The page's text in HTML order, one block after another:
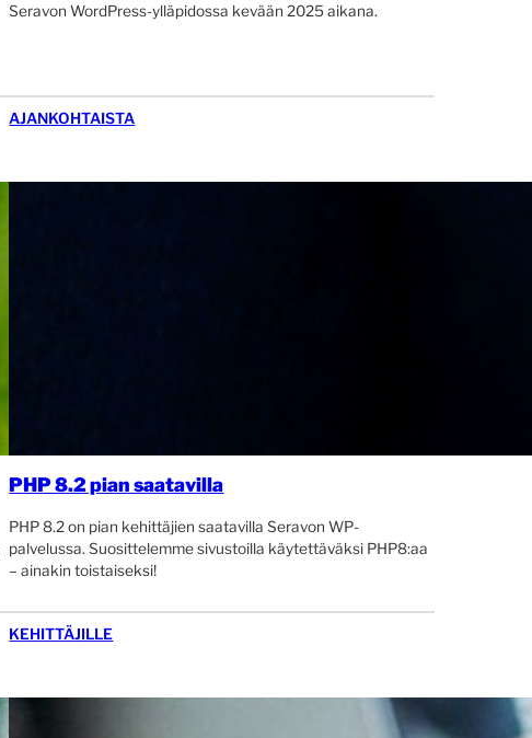
Seravon WordPress-ylläpidossa kevään 2025 aikana.
AJANKOHTAISTA
PHP 8.2 pian saatavilla
PHP 8.2 on pian kehittäjien saatavilla Seravon WP-
palvelussa. Suosittelemme sivustoilla käytettäväksi PHP8:aa
– ainakin toistaiseksi!
KEHITTÄJILLE